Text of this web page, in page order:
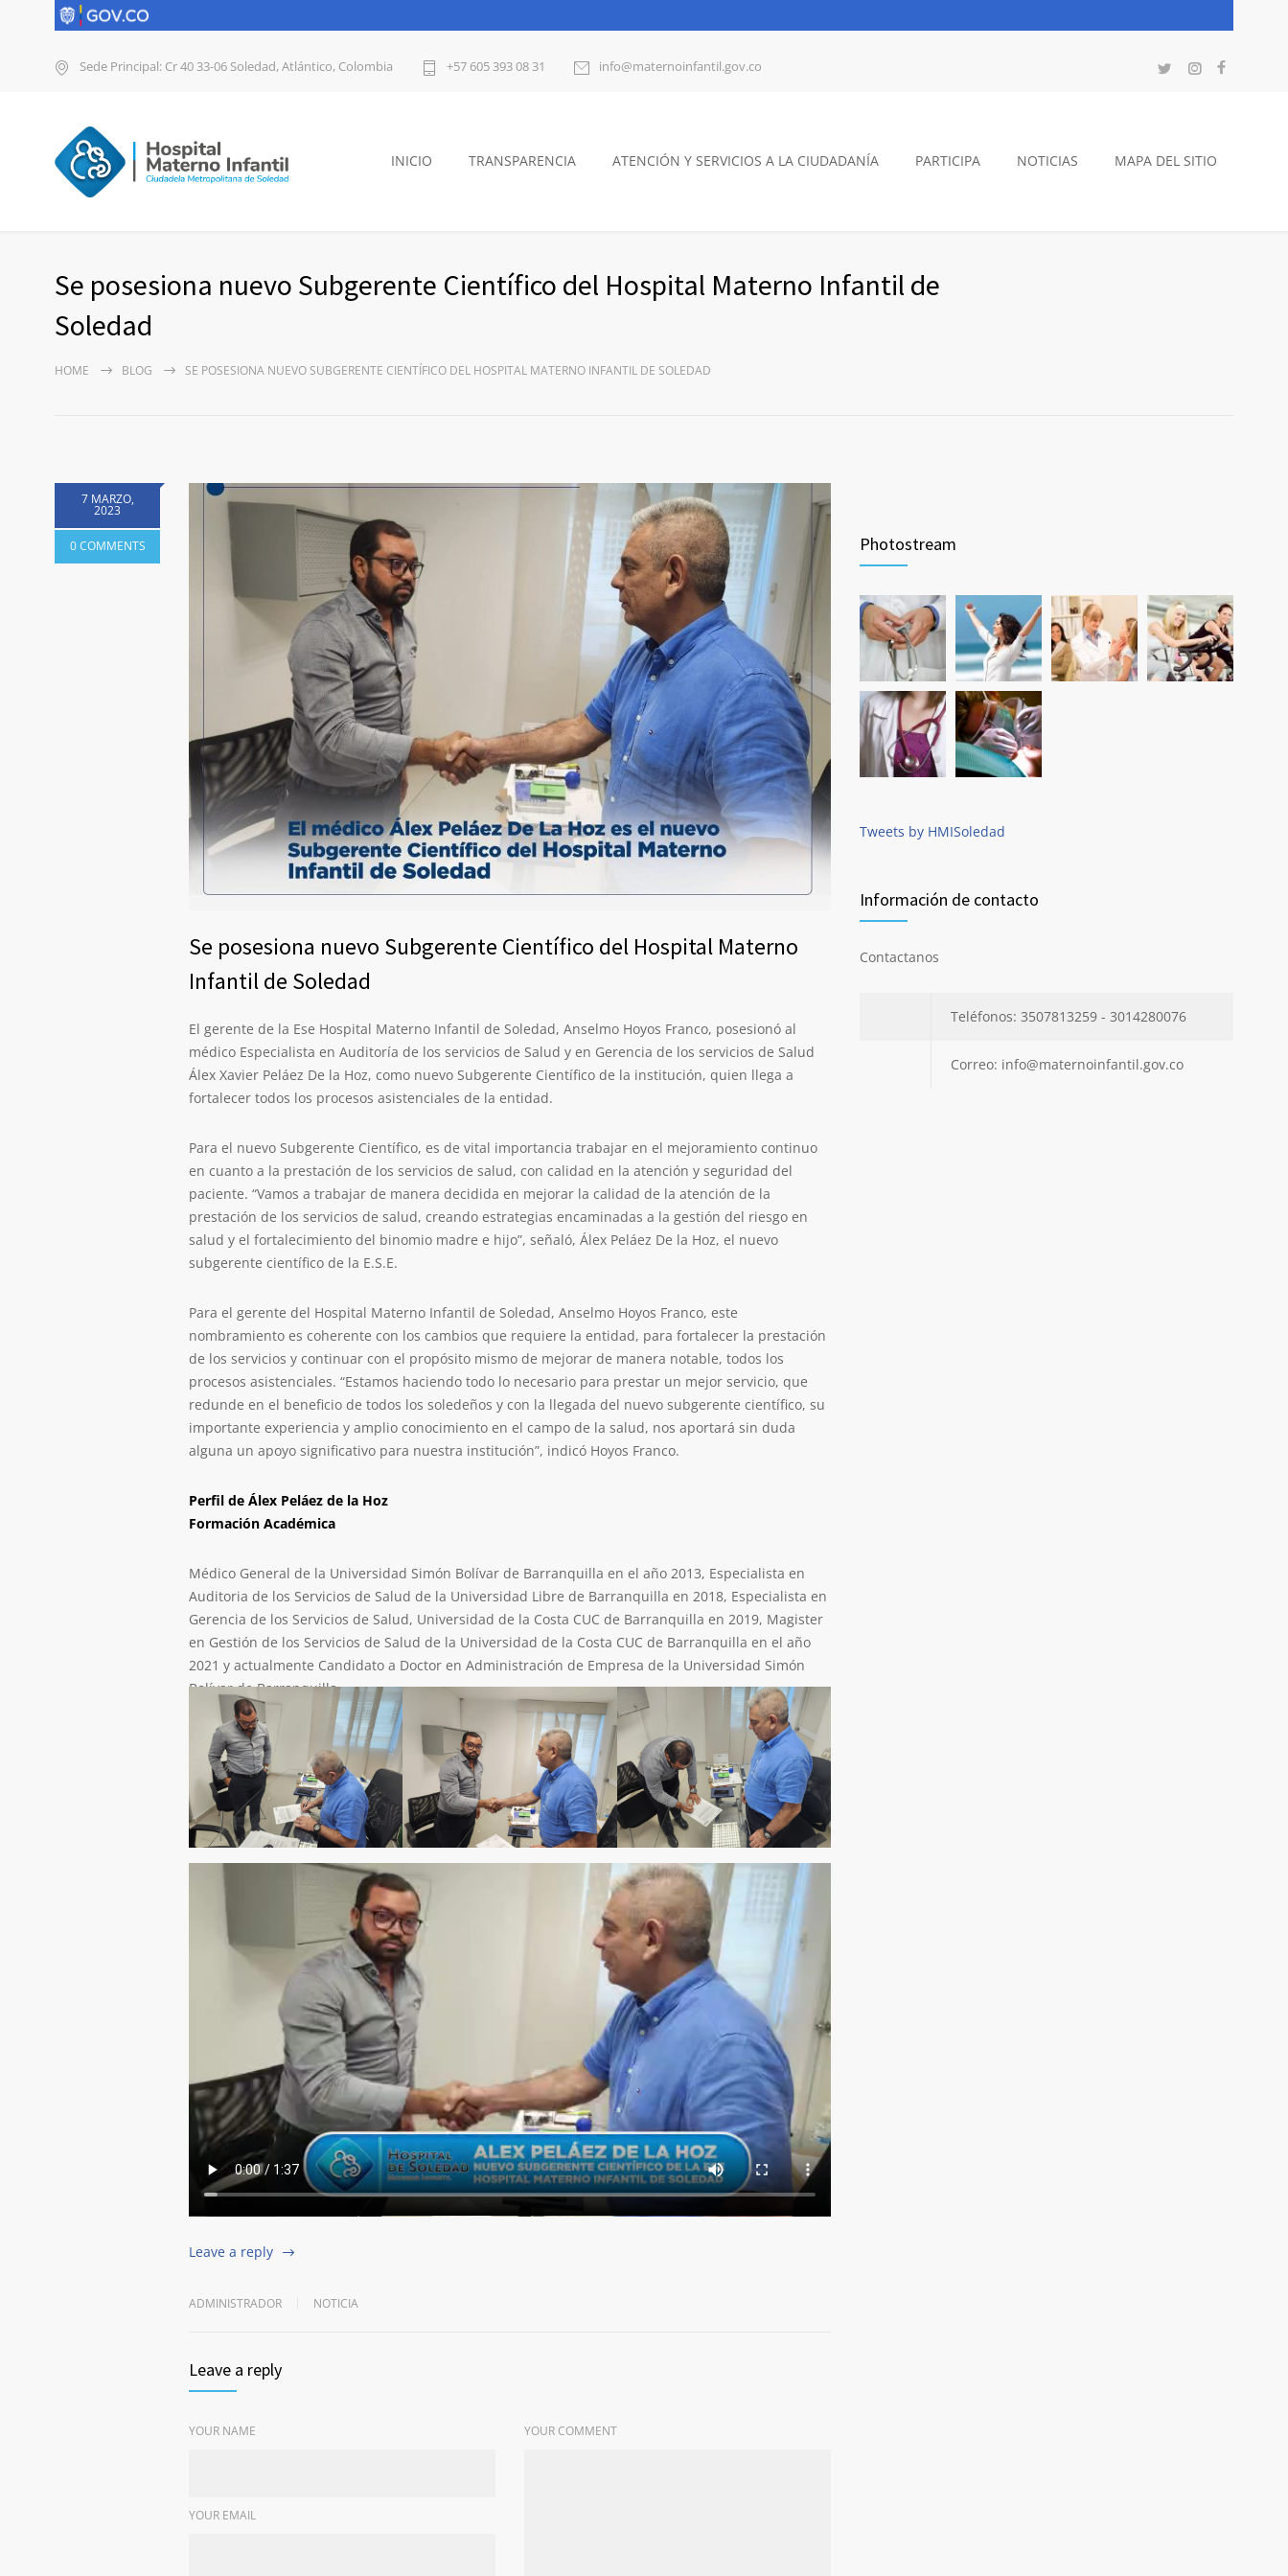
Sede Principal: Cr 40 33-06 Soledad, Atlántico, Colombia +57 605 393 08 31 info@maternoinfantil.gov.co
INICIO TRANSPARENCIA ATENCIÓN Y SERVICIOS A LA CIUDADANÍA PARTICIPA NOTICIAS MAPA DEL SITIO
Se posesiona nuevo Subgerente Científico del Hospital Materno Infantil de
Soledad
HOME BLOG SE POSESIONA NUEVO SUBGERENTE CIENTÍFICO DEL HOSPITAL MATERNO INFANTIL DE SOLEDAD
7 MARZO,
2023
0 COMMENTS
Se posesiona nuevo Subgerente Científico del Hospital Materno
Infantil de Soledad
El gerente de la Ese Hospital Materno Infantil de Soledad, Anselmo Hoyos Franco, posesionó al
médico Especialista en Auditoría de los servicios de Salud y en Gerencia de los servicios de Salud
Álex Xavier Peláez De la Hoz, como nuevo Subgerente Científico de la institución, quien llega a
fortalecer todos los procesos asistenciales de la entidad.
Para el nuevo Subgerente Científico, es de vital importancia trabajar en el mejoramiento continuo
en cuanto a la prestación de los servicios de salud, con calidad en la atención y seguridad del
paciente. “Vamos a trabajar de manera decidida en mejorar la calidad de la atención de la
prestación de los servicios de salud, creando estrategias encaminadas a la gestión del riesgo en
salud y el fortalecimiento del binomio madre e hijo”, señaló, Álex Peláez De la Hoz, el nuevo
subgerente científico de la E.S.E.
Para el gerente del Hospital Materno Infantil de Soledad, Anselmo Hoyos Franco, este
nombramiento es coherente con los cambios que requiere la entidad, para fortalecer la prestación
de los servicios y continuar con el propósito mismo de mejorar de manera notable, todos los
procesos asistenciales. “Estamos haciendo todo lo necesario para prestar un mejor servicio, que
redunde en el beneficio de todos los soledeños y con la llegada del nuevo subgerente científico, su
importante experiencia y amplio conocimiento en el campo de la salud, nos aportará sin duda
alguna un apoyo significativo para nuestra institución”, indicó Hoyos Franco.
Perfil de Álex Peláez de la Hoz
Formación Académica
Médico General de la Universidad Simón Bolívar de Barranquilla en el año 2013, Especialista en
Auditoria de los Servicios de Salud de la Universidad Libre de Barranquilla en 2018, Especialista en
Gerencia de los Servicios de Salud, Universidad de la Costa CUC de Barranquilla en 2019, Magister
en Gestión de los Servicios de Salud de la Universidad de la Costa CUC de Barranquilla en el año
2021 y actualmente Candidato a Doctor en Administración de Empresa de la Universidad Simón
Bolívar de Barranquilla.
Leave a reply
ADMINISTRADOR NOTICIA
Leave a reply
YOUR NAME
YOUR EMAIL
YOUR COMMENT
Photostream
Tweets by HMISoledad
Información de contacto
Contactanos
Teléfonos: 3507813259 - 3014280076
Correo: info@maternoinfantil.gov.co